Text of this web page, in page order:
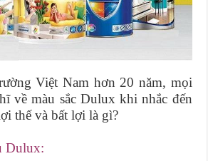
Việt Nam hơn 20 năm, mọi
về màu sắc Dulux khi nhắc đến
thế và bất lợi là gì?
Dulux: